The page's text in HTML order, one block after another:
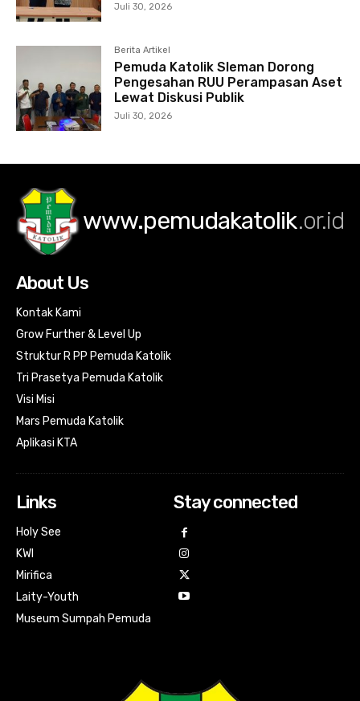
Juli 30, 2026
Berita Artikel
Pemuda Katolik Sleman Dorong
Pengesahan RUU Perampasan Aset
Lewat Diskusi Publik
Juli 30, 2026
www.pemudakatolik.or.id
About Us
Kontak Kami
Grow Further & Level Up
Struktur R PP Pemuda Katolik
Tri Prasetya Pemuda Katolik
Visi Misi
Mars Pemuda Katolik
Aplikasi KTA
Links
Holy See
KWI
Mirifica
Laity-Youth
Museum Sumpah Pemuda
Stay connected